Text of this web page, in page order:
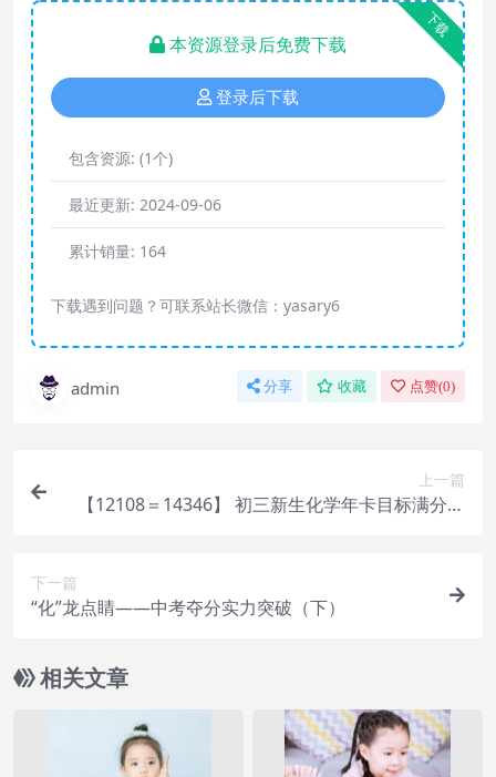
下载
本资源登录后免费下载
登录后下载
包含资源: (1个)
最近更新: 2024-09-06
累计销量: 164
下载遇到问题？可联系站长微信：yasary6
admin 分享 收藏 点赞(0)
上一篇
【12108＝14346】 初三新生化学年卡目标满分班
下一篇
“化”龙点睛——中考夺分实力突破（下）
相关文章